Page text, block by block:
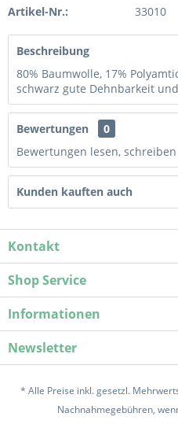
Artikel-Nr.: 33010
Beschreibung
80% Baumwolle, 17%
schwarz gute Dehnbarkeit
Bewertungen
0
Bewertungen lesen,
Kunden kauften auch
Kontakt
Shop Service
Informationen
Newsletter
* Alle Preise inkl. gesetzl.
Nachnahmegebühren,